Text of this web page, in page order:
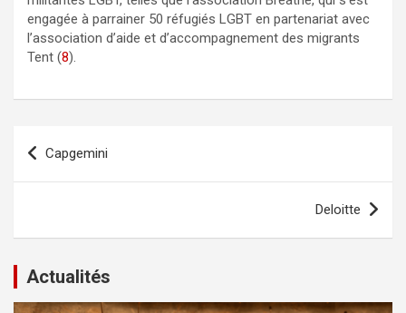
engagée à parrainer 50 réfugiés LGBT en partenariat avec
l’association d’aide et d’accompagnement des migrants
Tent (8).
Navigation
de
Capgemini
Deloitte
Actualités